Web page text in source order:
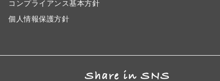
コンプライアンス基本方針
個人情報保護方針